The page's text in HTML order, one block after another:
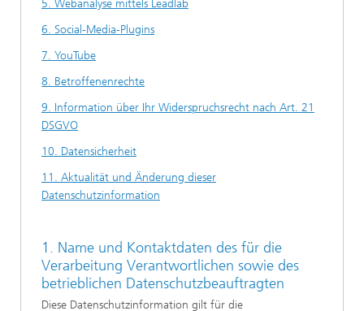
5. Webanalyse mittels Leadlab
6. Social-Media-Plugins
7. YouTube
8. Betroffenenrechte
9. Information über Ihr Widerspruchsrecht nach Art. 21
DSGVO
10. Datensicherheit
11. Aktualität und Änderung dieser
Datenschutzinformation
1. Name und Kontaktdaten des für die
Verarbeitung Verantwortlichen sowie des
betrieblichen Datenschutzbeauftragten
Diese Datenschutzinformation gilt für die